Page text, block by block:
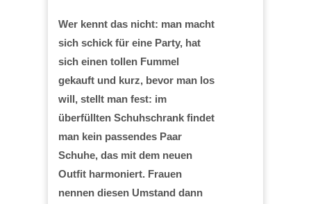
Wer kennt das nicht: man macht
sich schick für eine Party, hat
sich einen tollen Fummel
gekauft und kurz, bevor man los
will, stellt man fest: im
überfüllten Schuhschrank findet
man kein passendes Paar
Schuhe, das mit dem neuen
Outfit harmoniert. Frauen
nennen diesen Umstand dann